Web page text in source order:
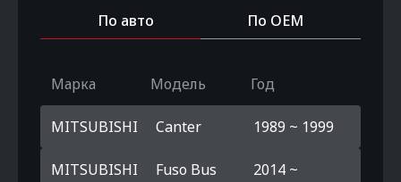
По авто По OEM
Марка Модель Год
MITSUBISHI Canter 1989 ~ 1999
MITSUBISHI Fuso Bus 2014 ~